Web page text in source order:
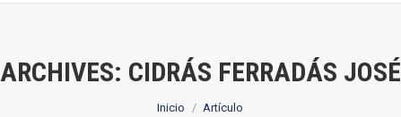
ARCHIVES: CIDRÁS FERRADÁS JOSÉ
Estás aquí:
Inicio Artículo